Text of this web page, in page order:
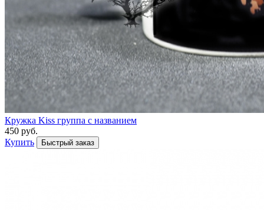
Кружка Kiss группа с названием
450 руб.
Купить
Быстрый заказ